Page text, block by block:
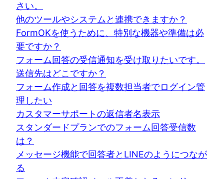
さい。
他のツールやシステムと連携できますか？
FormOKを使うために、特別な機器や準備は必
要ですか？
フォーム回答の受信通知を受け取りたいです。
送信先はどこですか？
フォーム作成と回答を複数担当者でログイン管
理したい
カスタマーサポートの返信者名表示
スタンダードプランでのフォーム回答受信数
は？
メッセージ機能で回答者とLINEのようにつなが
る